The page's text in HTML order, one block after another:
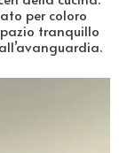
per coloro
tranquillo